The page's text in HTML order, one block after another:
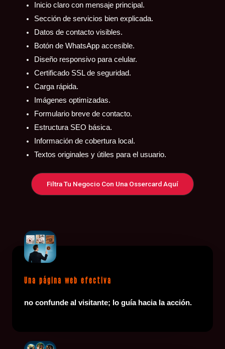
Inicio claro con mensaje principal.
Sección de servicios bien explicada.
Datos de contacto visibles.
Botón de WhatsApp accesible.
Diseño responsivo para celular.
Certificado SSL de seguridad.
Carga rápida.
Imágenes optimizadas.
Formulario breve de contacto.
Estructura SEO básica.
Información de cobertura local.
Textos originales y útiles para el usuario.
Filtra Tu Negocio Con Una Ossercard Aquí
Una página web efectiva
no confunde al visitante; lo guía hacia la acción.